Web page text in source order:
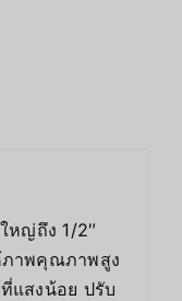
หญ่ถึง 1/2″
ภาพคุณภาพสูง
แสงน้อย ปรับ